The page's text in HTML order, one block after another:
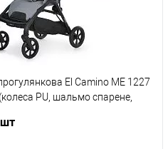
Ціну знижено на 10%!
El Camino ME 1227
PU, шальмо спарене,